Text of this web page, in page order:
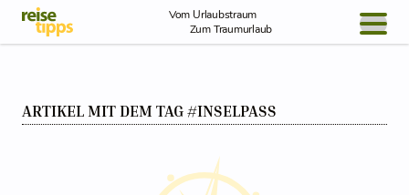
Skip to Content
Vom Urlaubstraum
Zum Traumurlaub
NEWS
ARTIKEL MIT DEM TAG #INSELPASS